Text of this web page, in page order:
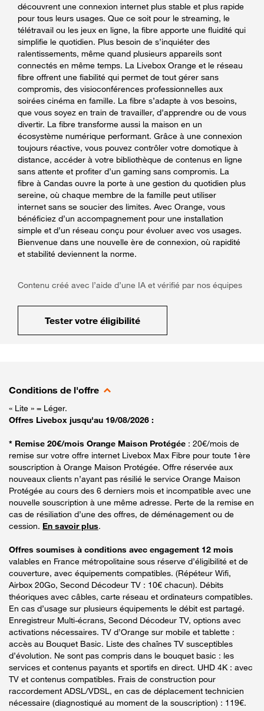
découvrent une connexion internet plus stable et plus rapide
pour tous leurs usages. Que ce soit pour le streaming, le
télétravail ou les jeux en ligne, la fibre apporte une fluidité qui
simplifie le quotidien. Plus besoin de s’inquiéter des
ralentissements, même quand plusieurs appareils sont
connectés en même temps. La Livebox Orange et le réseau
fibre offrent une fiabilité qui permet de tout gérer sans
compromis, des visioconférences professionnelles aux
soirées cinéma en famille. La fibre s’adapte à vos besoins,
que vous soyez en train de travailler, d’apprendre ou de vous
divertir. La fibre transforme aussi la maison en un
écosystème numérique performant. Grâce à une connexion
toujours réactive, vous pouvez contrôler votre domotique à
distance, accéder à votre bibliothèque de contenus en ligne
sans attente et profiter d’un gaming sans compromis. La
fibre à Candas ouvre la porte à une gestion du quotidien plus
sereine, où chaque membre de la famille peut utiliser
internet sans se soucier des limites. Avec Orange, vous
bénéficiez d’un accompagnement pour une installation
simple et d’un réseau conçu pour évoluer avec vos usages.
Bienvenue dans une nouvelle ère de connexion, où rapidité
et stabilité deviennent la norme.
Contenu créé avec l’aide d’une IA et vérifié par nos équipes
Tester votre éligibilité
Conditions de l'offre
« Lite » = Léger.
Offres Livebox jusqu'au 19/08/2026 :
* Remise 20€/mois Orange Maison Protégée : 20€/mois de
remise sur votre offre internet Livebox Max Fibre pour toute 1ère
souscription à Orange Maison Protégée. Offre réservée aux
nouveaux clients n’ayant pas résilié le service Orange Maison
Protégée au cours des 6 derniers mois et incompatible avec une
nouvelle souscription à une même adresse. Perte de la remise en
cas de résiliation d’une des offres, de déménagement ou de
cession. En savoir plus.
Offres soumises à conditions avec engagement 12 mois
valables en France métropolitaine sous réserve d’éligibilité et de
couverture, avec équipements compatibles. (Répéteur Wifi,
Airbox 20Go, Second Décodeur TV : 10€ chacun). Débits
théoriques avec câbles, carte réseau et ordinateurs compatibles.
En cas d’usage sur plusieurs équipements le débit est partagé.
Enregistreur Multi-écrans, Second Décodeur TV, options avec
activations nécessaires. TV d’Orange sur mobile et tablette :
accès au Bouquet Basic. Liste des chaînes TV susceptibles
d’évolution. Ne sont pas compris dans le bouquet basic : les
services et contenus payants et sportifs en direct. UHD 4K : avec
TV et contenus compatibles. Frais de construction pour
raccordement ADSL/VDSL, en cas de déplacement technicien
nécessaire (diagnostiqué au moment de la souscription) : 119€.